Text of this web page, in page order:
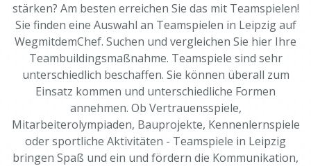
stärken? Am besten erreichen Sie das mit Teamspielen!
Sie finden eine Auswahl an Teamspielen in Leipzig auf
WegmitdemChef. Suchen und vergleichen Sie hier Ihre
Teambuildingsmaßnahme. Teamspiele sind sehr
unterschiedlich beschaffen. Sie können überall zum
Einsatz kommen und unterschiedliche Formen
annehmen. Ob Vertrauensspiele,
Mitarbeiterolympiaden, Bauprojekte, Kennenlernspiele
oder sportliche Aktivitäten - Teamspiele in Leipzig
bringen Spaß und ein und fördern die Kommunikation,